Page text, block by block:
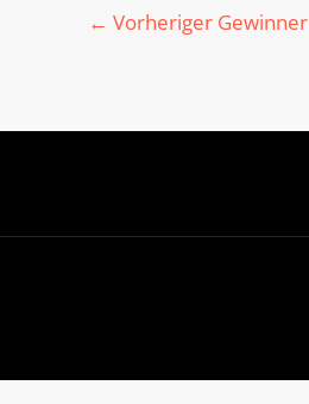
← Vorheriger Gewinner